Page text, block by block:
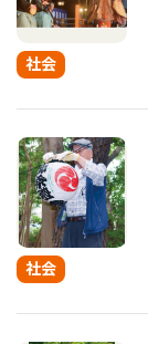
社会
社会